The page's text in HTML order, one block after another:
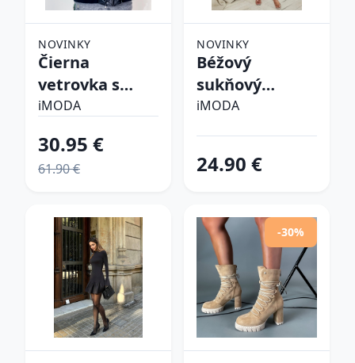
NOVINKY
Čierna
vetrovka s
kapucňou
iMODA
30.95 €
61.90 €
NOVINKY
Béžový
sukňový
komplet
iMODA
24.90 €
-30%